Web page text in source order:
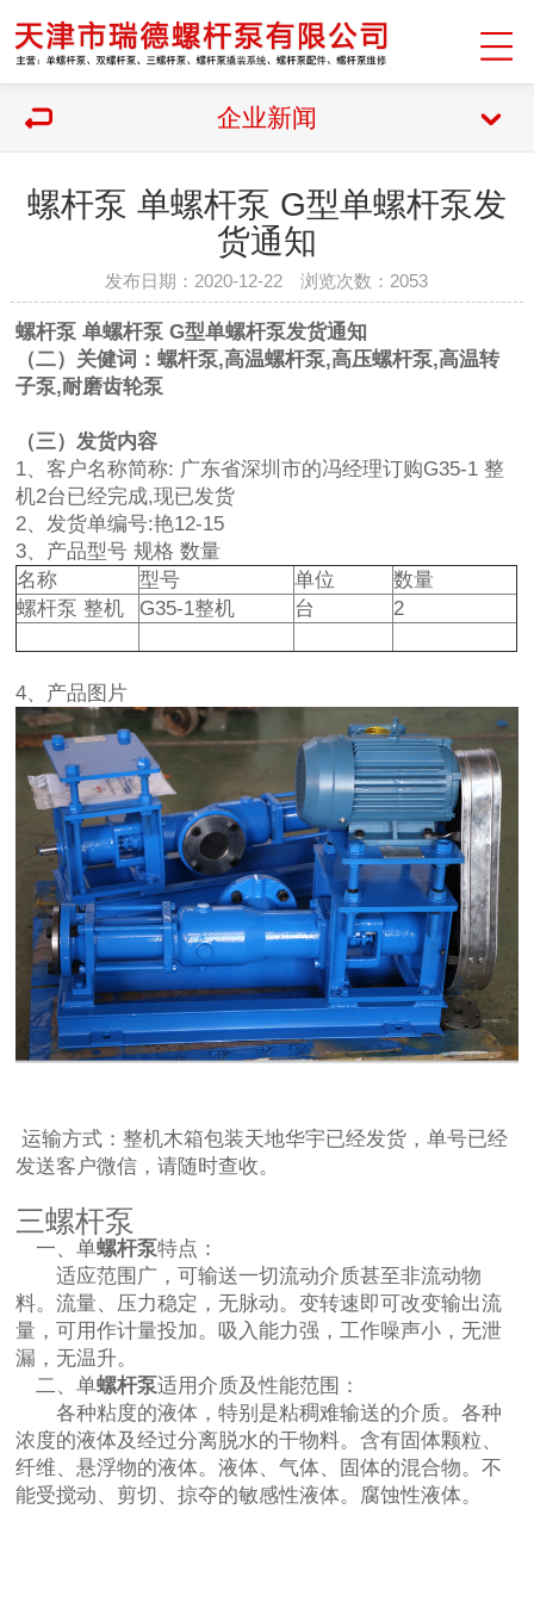
企业新闻
螺杆泵 单螺杆泵 G型单螺杆泵发
货通知
发布日期：2020-12-22 浏览次数：2053
螺杆泵 单螺杆泵 G型单螺杆泵发货通知
（二）关健词：螺杆泵,高温螺杆泵,高压螺杆泵,高温转
子泵,耐磨齿轮泵
（三）发货内容
1、客户名称简称: 广东省深圳市的冯经理订购G35-1 整
机2台已经完成,现已发货
2、发货单编号:艳12-15
3、产品型号 规格 数量
名称
型号 单位
数量
螺杆泵 整机
G35-1整机 台 2
4、产品图片
运输方式：整机木箱包装天地华宇已经发货，单号已经
发送客户微信，请随时查收。
三螺杆泵
一、单螺杆泵特点：
适应范围广，可输送一切流动介质甚至非流动物
料。流量、压力稳定，无脉动。变转速即可改变输出流
量，可用作计量投加。吸入能力强，工作噪声小，无泄
漏，无温升。
二、单螺杆泵适用介质及性能范围：
各种粘度的液体，特别是粘稠难输送的介质。各种
浓度的液体及经过分离脱水的干物料。含有固体颗粒、
纤维、悬浮物的液体。液体、气体、固体的混合物。不
能受搅动、剪切、掠夺的敏感性液体。腐蚀性液体。